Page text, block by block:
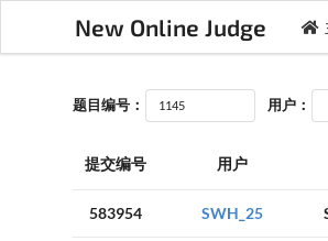
New Online Judge
题目编号： 用户：
提交编号 用户
583954 SWH_25